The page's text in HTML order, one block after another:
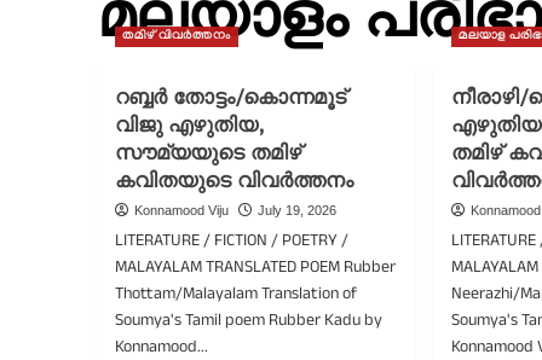
മലയാളം
തമിഴ് വിവർത്തനം
റബ്ബർ തോട്ടം/കൊന്നമൂട്
വിജു എഴുതിയ,
സൗമ്യയുടെ തമിഴ്
കവിതയുടെ വിവർത്തനം
Konnamood Viju July 19, 2026
LITERATURE / FICTION / POETRY /
MALAYALAM TRANSLATED POEM Rubber
Thottam/Malayalam Translation of
Soumya's Tamil poem Rubber Kadu by
Konnamood...
മലയാള
തമിഴ്
Neerazhi/
Soumya's
Konnamood